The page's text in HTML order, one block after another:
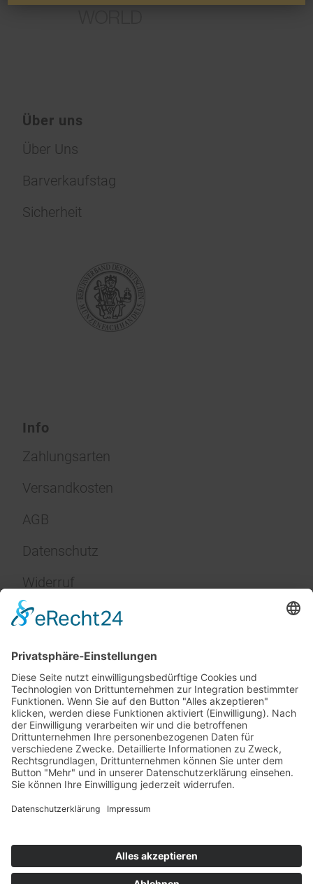
Über uns
Über Uns
Barverkaufstag
Sicherheit
Info
Zahlungsarten
Versandkosten
AGB
Datenschutz
Widerruf
Impressum
Service
FAQ
Zahlungsarten